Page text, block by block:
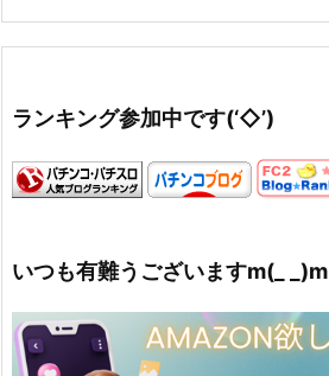
ランキング参加中です(‘◇’)ゞ
いつも有難うございますm(_ _)m